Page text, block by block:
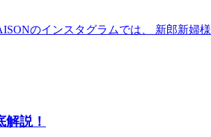
のインスタグラムでは、 新郎新婦
説！